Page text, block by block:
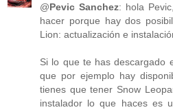
@Pevic Sanchez: hola
hacer porque hay dos
Lion: actualización e
Si lo que te has descargado
que por ejemplo hay
tienes que tener Snow
instalador lo que haces es